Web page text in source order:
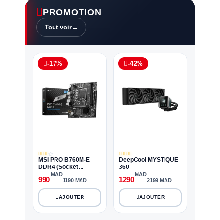
PROMOTION
Tout voir→
-17%
MSI PRO B760M-E
DDR4 (Socket
LGA1700)
990
MAD
1190 MAD
-42%
DeepCool MYSTIQUE
360
1290
MAD
2199 MAD